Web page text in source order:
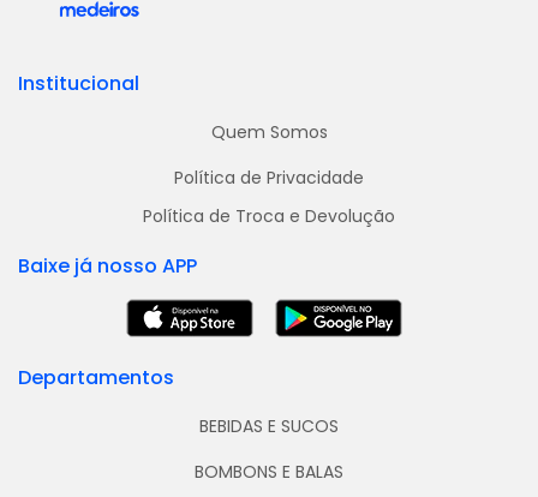
Institucional
Quem Somos
Política de Privacidade
Política de Troca e Devolução
Baixe já nosso APP
Departamentos
BEBIDAS E SUCOS
BOMBONS E BALAS